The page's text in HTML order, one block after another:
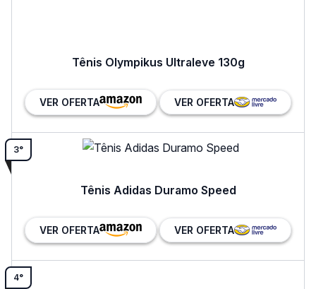
Tênis Olympikus Ultraleve 130g
VER OFERTA VER OFERTA
3°
Tênis Adidas Duramo Speed
VER OFERTA VER OFERTA
4°